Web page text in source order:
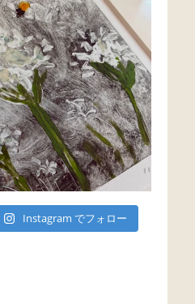
Instagram でフォロー